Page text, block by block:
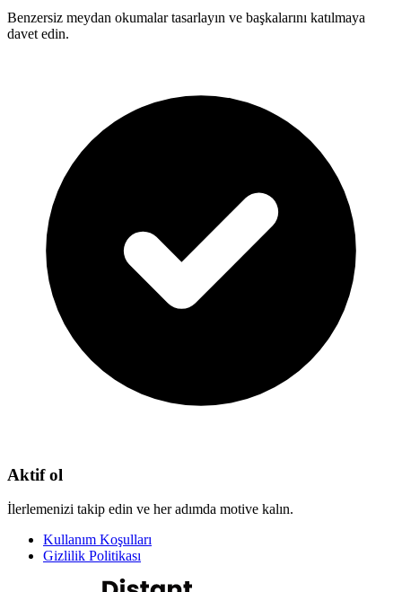
Benzersiz meydan okumalar tasarlayın ve başkalarını katılmaya
davet edin.
Aktif ol
İlerlemenizi takip edin ve her adımda motive kalın.
Kullanım Koşulları
Gizlilik Politikası